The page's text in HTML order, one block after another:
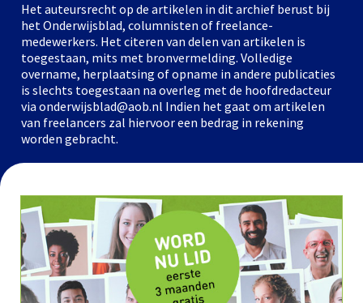
Het auteursrecht op de artikelen in dit archief berust bij
het Onderwijsblad, columnisten of freelance-
medewerkers. Het citeren van delen van artikelen is
toegestaan, mits met bronvermelding. Volledige
overname, herplaatsing of opname in andere publicaties
is slechts toegestaan na overleg met de hoofdredacteur
via onderwijsblad@aob.nl Indien het gaat om artikelen
van freelancers zal hiervoor een bedrag in rekening
worden gebracht.